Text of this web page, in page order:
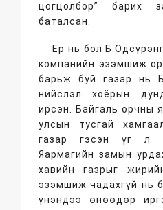
цогцолбор” барих
баталсан.
Ер нь бол
компанийн эзэмшиж
барьж буй газар нь
нийслэл хоёрын
ирсэн. Байгаль орчны
улсын тусгай
газар гэсэн үг л
Яармагийн замын
хавийн газрыг
эзэмшиж чадахгүй нь
үнэндээ өнөөдөр